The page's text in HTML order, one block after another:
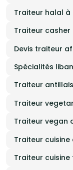
Traiteur halal à
Traiteur casher
Devis traiteur
Spécialités
Traiteur
Traiteur
Traiteur vegan
Traiteur cuisine
Traiteur